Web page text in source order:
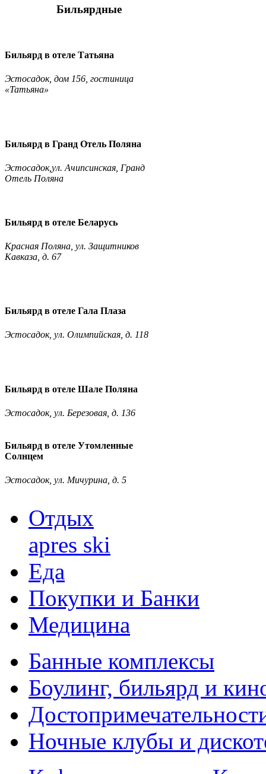
Бильярдные
Бильярд в отеле Татьяна
Эстосадок, дом 156, гостиница
«Татьяна»
Бильярд в Гранд Отель Поляна
Эстосадок,ул. Ачипсинская, Гранд
Отель Поляна
Бильярд в отеле Беларусь
Красная Поляна, ул. Защитников
Кавказа, д. 67
Бильярд в отеле Гала Плаза
Эстосадок, ул. Олимпийская, д. 118
Бильярд в отеле Шале Поляна
Эстосадок, ул. Березовая, д. 136
Бильярд в отеле Утомленные
Солнцем
Эстосадок, ул. Мичурина, д. 5
Отдых
apres ski
Еда
Покупки и Банки
Медицина
Банные комплексы
Боулинг, бильярд и
Ночные клубы и